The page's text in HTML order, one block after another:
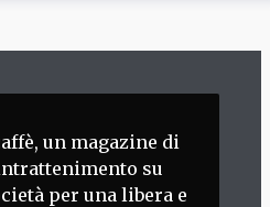
un magazine di
su
per una libera e